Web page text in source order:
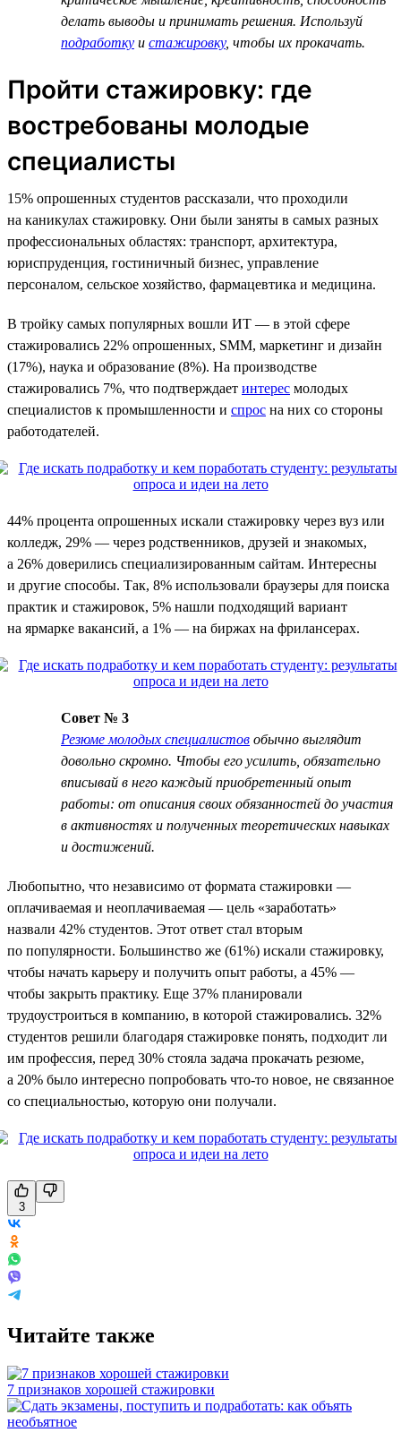
делать выводы и принимать решения. Используй
подработку и стажировку, чтобы их прокачать.
Пройти стажировку: где
востребованы молодые
специалисты
15% опрошенных студентов рассказали, что проходили
на каникулах стажировку. Они были заняты в самых разных
профессиональных областях: транспорт, архитектура,
юриспруденция, гостиничный бизнес, управление
персоналом, сельское хозяйство, фармацевтика и медицина.
В тройку самых популярных вошли ИТ — в этой сфере
стажировались 22% опрошенных, SMM, маркетинг и дизайн
(17%), наука и образование (8%). На производстве
стажировались 7%, что подтверждает интерес молодых
специалистов к промышленности и спрос на них со стороны
работодателей.
44% процента опрошенных искали стажировку через вуз или
колледж, 29% — через родственников, друзей и знакомых,
а 26% доверились специализированным сайтам. Интересны
и другие способы. Так, 8% использовали браузеры для поиска
практик и стажировок, 5% нашли подходящий вариант
на ярмарке вакансий, а 1% — на биржах на фрилансерах.
Совет № 3
Резюме молодых специалистов обычно выглядит
довольно скромно. Чтобы его усилить, обязательно
вписывай в него каждый приобретенный опыт
работы: от описания своих обязанностей до участия
в активностях и полученных теоретических навыках
и достижений.
Любопытно, что независимо от формата стажировки —
оплачиваемая и неоплачиваемая — цель «заработать»
назвали 42% студентов. Этот ответ стал вторым
по популярности. Большинство же (61%) искали стажировку,
чтобы начать карьеру и получить опыт работы, а 45% —
чтобы закрыть практику. Еще 37% планировали
трудоустроиться в компанию, в которой стажировались. 32%
студентов решили благодаря стажировке понять, подходит ли
им профессия, перед 30% стояла задача прокачать резюме,
а 20% было интересно попробовать что-то новое, не связанное
со специальностью, которую они получали.
3
Читайте также
7 признаков хорошей стажировки